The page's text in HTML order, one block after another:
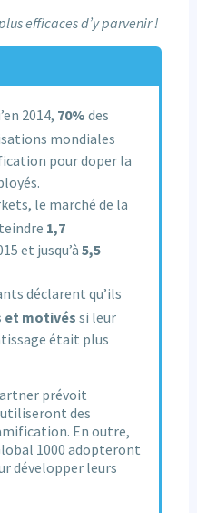
efficaces d’y parvenir !
2014, 70% des
mondiales
pour doper la
le marché de la
1,7
et jusqu’à5,5
déclarent qu’ils
et motivéssi leur
était plus
prévoit
des
En outre,
1000 adopteront
développer leurs